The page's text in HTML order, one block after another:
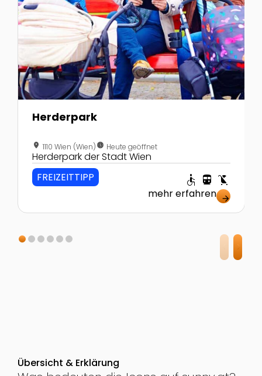
Herderpark
location_on 1110 Wien (Wien)nest_clock_farsight_analog Heute geöffnet
Herderpark der Stadt Wien
FREIZEITTIPP
accessible directions_transit child_friendly
mehr erfahren arrow_forward
Übersicht & Erklärung